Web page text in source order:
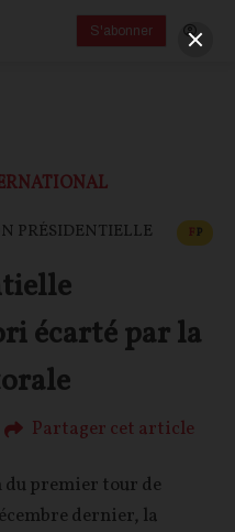
S'abonner
PRÉSIDENTIELLE FP
écarté par la
Partager cet article
premier tour de
dernier, la